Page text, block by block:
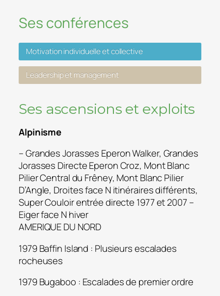
Ses conférences
Motivation individuelle et collective
Leadership et management
Ses ascensions et exploits
Alpinisme
– Grandes Jorasses Eperon Walker, Grandes
Jorasses Directe Eperon Croz, Mont Blanc
Pilier Central du Frêney, Mont Blanc Pilier
D’Angle, Droites face N itinéraires différents,
Super Couloir entrée directe 1977 et 2007 –
Eiger face N hiver
AMERIQUE DU NORD
1979 Baffin Island : Plusieurs escalades
rocheuses
1979 Bugaboo : Escalades de premier ordre